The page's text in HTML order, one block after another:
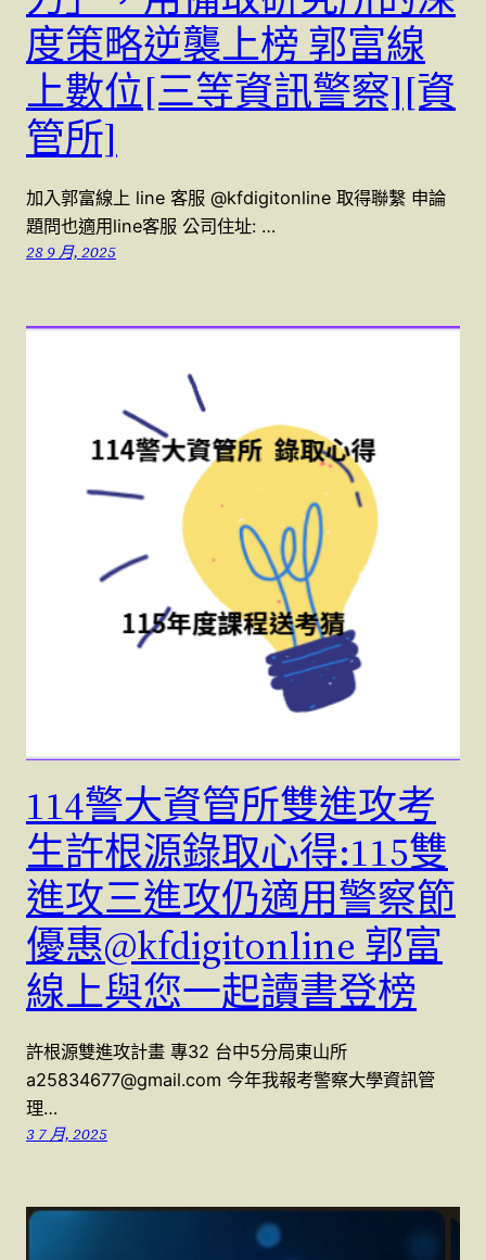
度策略逆襲上榜 郭富線
上數位[三等資訊警察][資
管所]
加入郭富線上 line 客服 @kfdigitonline 取得聯繫 申論
題問也適用line客服 公司住址: …
28 9 月, 2025
114警大資管所雙進攻考
生許根源錄取心得:115雙
進攻三進攻仍適用警察節
優惠@kfdigitonline 郭富
線上與您一起讀書登榜
許根源雙進攻計畫 專32 台中5分局東山所
a25834677@gmail.com 今年我報考警察大學資訊管
理…
3 7 月, 2025